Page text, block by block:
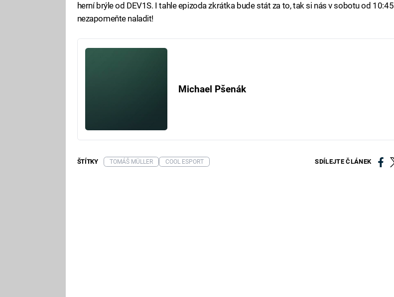
herní brýle od DEV1S. I tahle epizoda zkrátka bude stát za to, tak si nás v sobotu od 10:45
nezapomeňte naladit!
Michael Pšenák
SDÍLEJTE ČLÁNEK
ŠTÍTKY TOMÁŠ MÜLLER COOL ESPORT